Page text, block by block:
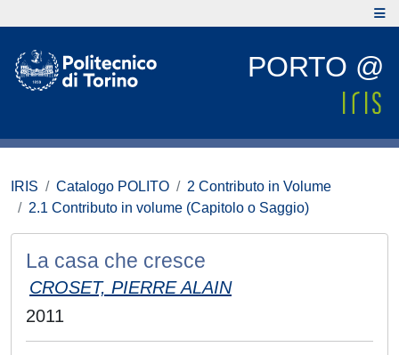
PORTO @
IRIS Catalogo POLITO
2 Contributo in Volume
2.1 Contributo in volume (Capitolo o Saggio)
La casa che cresce
CROSET, PIERRE ALAIN
2011